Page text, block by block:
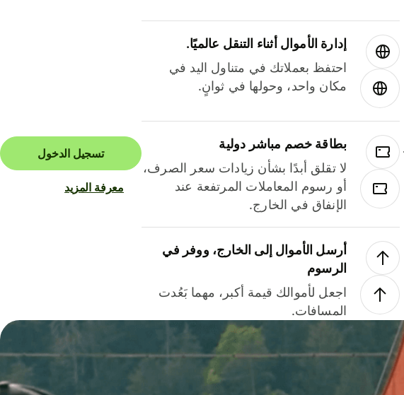
إدارة الأموال أثناء التنقل عالميًا.
احتفظ بعملاتك في متناول اليد في
مكان واحد، وحولها في ثوانٍ.
بطاقة خصم مباشر دولية
لا تقلق أبدًا بشأن زيادات سعر الصرف،
أو رسوم المعاملات المرتفعة عند
الإنفاق في الخارج.
أرسل الأموال إلى الخارج، ووفر في
الرسوم
اجعل لأموالك قيمة أكبر، مهما بَعُدت
المسافات.
تسجيل الدخول
معرفة المزيد